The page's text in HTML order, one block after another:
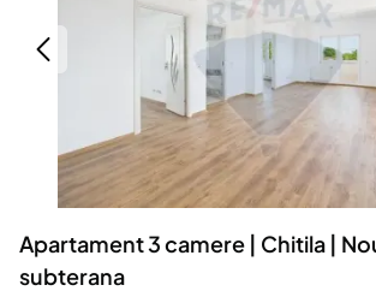
Servicii
Animale de companie
Afaceri și echipamente
Inchiriere Bunuri si Vehicule
Utilaje agricole si industriale
Piese auto si accesorii
Apartament 3 camere | Chitila |
subterana